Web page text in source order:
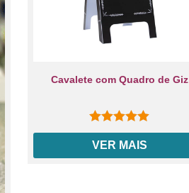
Cavalete com Quadro de Giz
0out of 5
VER MAIS